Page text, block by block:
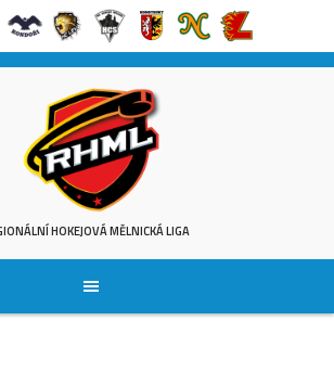
HOKEJOVÁ MĚLNICKÁ LIGA